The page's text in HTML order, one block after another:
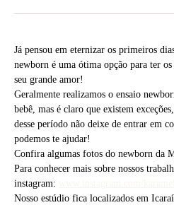
Já pensou em eternizar os primeiros
newborn é uma ótima opção para ter
seu grande amor!
Geralmente realizamos o ensaio
bebê, mas é claro que existem
desse período não deixe de entrar em
podemos te ajudar!
Confira algumas fotos do newborn da
Para conhecer mais sobre nossos
instagram:
Nosso estúdio fica localizados em